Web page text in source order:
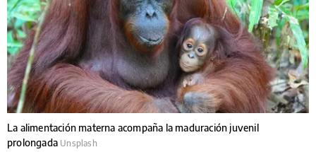
La alimentación materna acompaña la maduración juvenil
prolongada Unsplash